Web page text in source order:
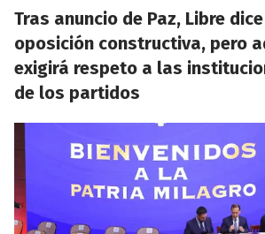
Tras anuncio de Paz, Libre
oposición constructiva, pero
exigirá respeto a las
de los partidos